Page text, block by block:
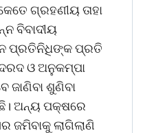
ଗ୍ରହଣୀୟ ତାହା
ବିବାଦୀୟ
ପ୍ରତିନିଧିଙ୍କ ପ୍ରତି
ଓ ଅନୁକମ୍ପା
ଜାଣିବା ଶୁଣିବା
ଅନ୍ୟ ପକ୍ଷରେ
ଜମିବାକୁ ଲାଗିଲାଣି